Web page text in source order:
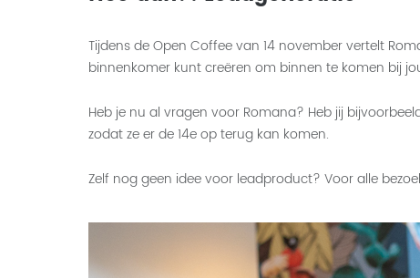
Tijdens de Open Coffee van 14 november vertelt
binnenkomer kunt creëren om binnen te komen bij
Heb je nu al vragen voor Romana? Heb jij
zodat ze er de 14e op terug kan komen.
Zelf nog geen idee voor leadproduct? Voor alle